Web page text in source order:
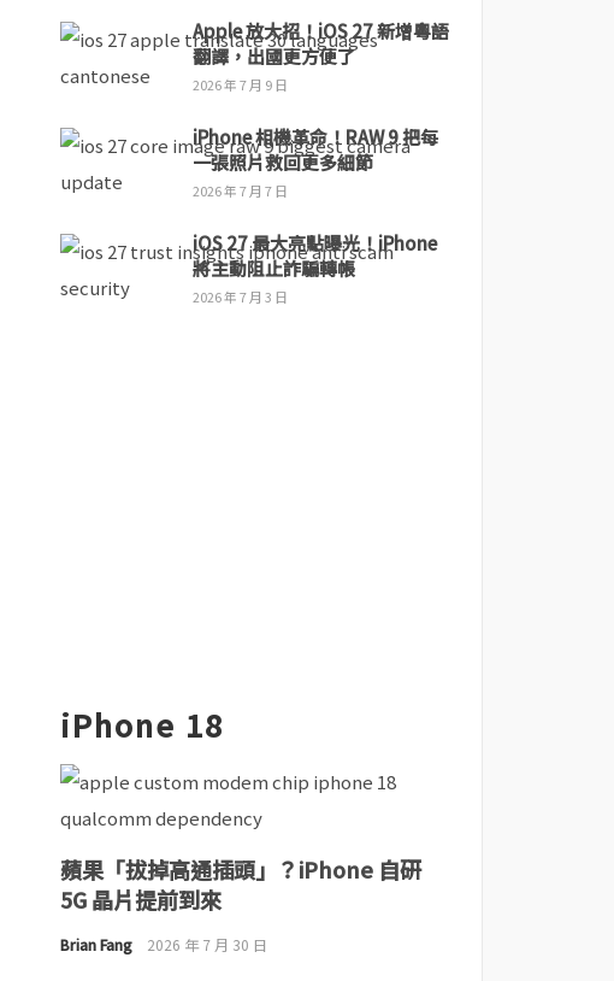
Apple 放大招！iOS 27 新增粵語
翻譯，出國更方便了
2026 年 7 月 9 日
iPhone 相機革命！RAW 9 把每
一張照片救回更多細節
2026 年 7 月 7 日
iOS 27 最大亮點曝光！iPhone
將主動阻止詐騙轉帳
2026 年 7 月 3 日
iPhone 18
蘋果「拔掉高通插頭」？iPhone 自研
5G 晶片提前到來
Brian Fang 2026 年 7 月 30 日